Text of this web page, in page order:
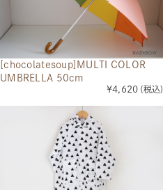
[chocolatesoup]MULTI COLOR
UMBRELLA 50cm
¥4,620 (税込)